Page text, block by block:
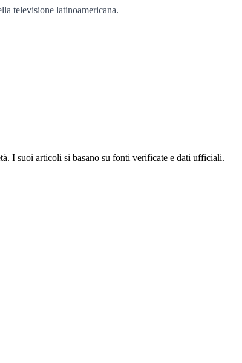
televisione latinoamericana.
I suoi articoli si basano su fonti verificate e dati ufficiali.